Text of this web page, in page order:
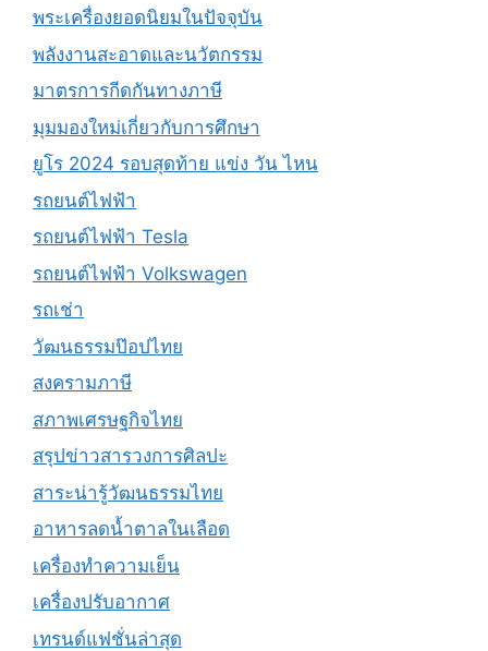
พระเครื่องยอดนิยมในปัจจุบัน
พลังงานสะอาดและนวัตกรรม
มาตรการกีดกันทางภาษี
มุมมองใหม่เกี่ยวกับการศึกษา
ยูโร 2024 รอบสุดท้าย แข่ง วัน ไหน
รถยนต์ไฟฟ้า
รถยนต์ไฟฟ้า Tesla
รถยนต์ไฟฟ้า Volkswagen
รถเช่า
วัฒนธรรมป๊อปไทย
สงครามภาษี
สภาพเศรษฐกิจไทย
สรุปข่าวสารวงการศิลปะ
สาระน่ารู้วัฒนธรรมไทย
อาหารลดน้ำตาลในเลือด
เครื่องทำความเย็น
เครื่องปรับอากาศ
เทรนด์แฟชั่นล่าสุด